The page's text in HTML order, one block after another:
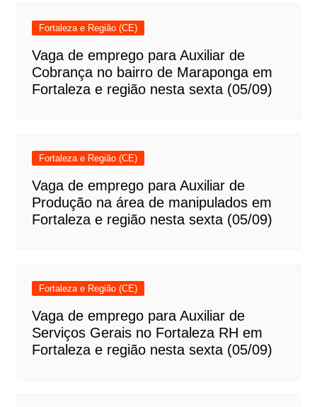
Fortaleza e Região (CE)
Vaga de emprego para Auxiliar de
Cobrança no bairro de Maraponga em
Fortaleza e região nesta sexta (05/09)
Fortaleza e Região (CE)
Vaga de emprego para Auxiliar de
Produção na área de manipulados em
Fortaleza e região nesta sexta (05/09)
Fortaleza e Região (CE)
Vaga de emprego para Auxiliar de
Serviços Gerais no Fortaleza RH em
Fortaleza e região nesta sexta (05/09)